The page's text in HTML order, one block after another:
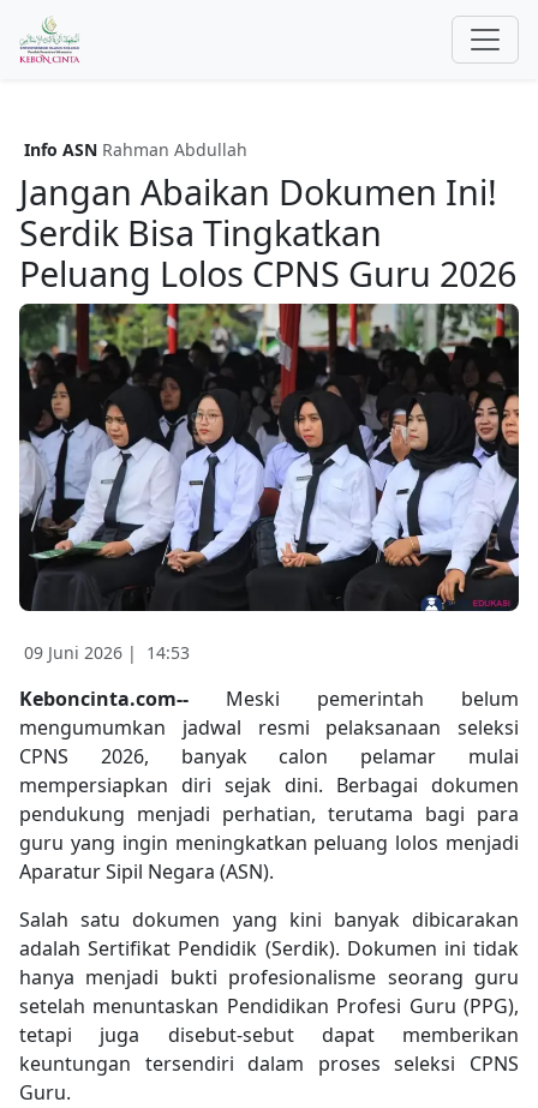
Info ASN Rahman Abdullah
Jangan Abaikan Dokumen Ini!
Serdik Bisa Tingkatkan
Peluang Lolos CPNS Guru 2026
09 Juni 2026 | 14:53
Keboncinta.com-- Meski pemerintah belum
mengumumkan jadwal resmi pelaksanaan seleksi
CPNS 2026, banyak calon pelamar mulai
mempersiapkan diri sejak dini. Berbagai dokumen
pendukung menjadi perhatian, terutama bagi para
guru yang ingin meningkatkan peluang lolos menjadi
Aparatur Sipil Negara (ASN).
Salah satu dokumen yang kini banyak dibicarakan
adalah Sertifikat Pendidik (Serdik). Dokumen ini tidak
hanya menjadi bukti profesionalisme seorang guru
setelah menuntaskan Pendidikan Profesi Guru (PPG),
tetapi juga disebut-sebut dapat memberikan
keuntungan tersendiri dalam proses seleksi CPNS
Guru.